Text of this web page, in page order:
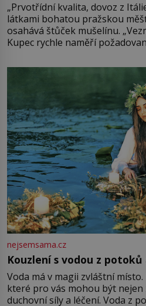
„Prvotřídní kvalita, dovoz z
látkami bohatou pražskou
osahává štůček mušelínu.
Kupec rychle naměří
milostpaní. Stačí jenom na
množství růžového mušelínu.
nejsemsama.cz
Kouzlení s vodou z
Voda má v magii zvláštní
které pro vás mohou být nejen
duchovní síly a léčení. Voda z